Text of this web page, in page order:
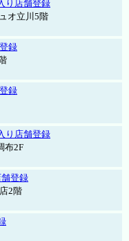
り店舗登録
オ立川5階
録
録
り店舗登録
布2F
登録
2階